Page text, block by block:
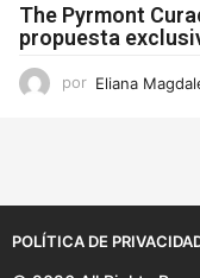
The Pyrmont
propuesta
por Eliana
POLÍTICA DE